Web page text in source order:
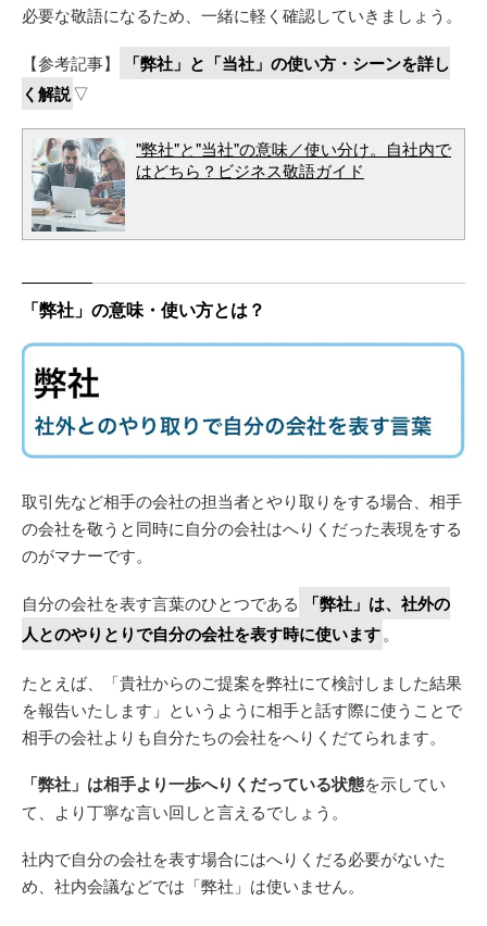
必要な敬語になるため、一緒に軽く確認していきましょう。
【参考記事】
「弊社」と「当社」の使い方・シーンを詳し
く解説▽
"弊社"と"当社"の意味／使い分け。自社内で
はどちら？ビジネス敬語ガイド
「弊社」の意味・使い方とは？
取引先など相手の会社の担当者とやり取りをする場合、相手
の会社を敬うと同時に自分の会社はへりくだった表現をする
のがマナーです。
自分の会社を表す言葉のひとつである
「弊社」は、社外の
人とのやりとりで自分の会社を表す時に使います。
たとえば、「貴社からのご提案を弊社にて検討しました結果
を報告いたします」というように相手と話す際に使うことで
相手の会社よりも自分たちの会社をへりくだてられます。
「弊社」は相手より一歩へりくだっている状態を示してい
て、より丁寧な言い回しと言えるでしょう。
社内で自分の会社を表す場合にはへりくだる必要がないた
め、社内会議などでは「弊社」は使いません。